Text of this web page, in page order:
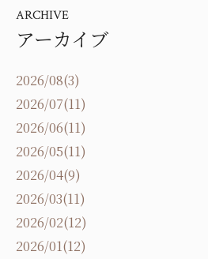
ARCHIVE
アーカイブ
2026/08(3)
2026/07(11)
2026/06(11)
2026/05(11)
2026/04(9)
2026/03(11)
2026/02(12)
2026/01(12)